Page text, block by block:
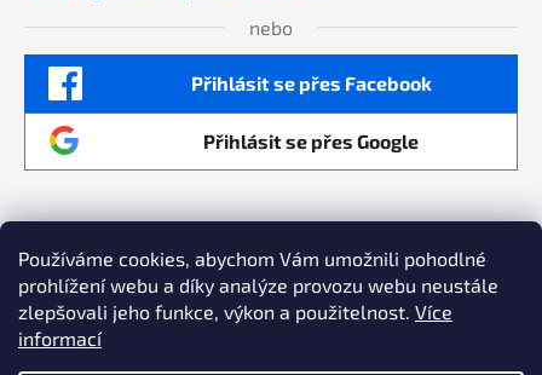
Používáme cookies, abychom Vám umožnili pohodlné
prohlížení webu a díky analýze provozu webu neustále
zlepšovali jeho funkce, výkon a použitelnost. Více
informací
nebo
Přihlásit se přes Facebook
Přihlásit se přes Google
Maximalizujeme výkon vaší online reklamy a
zvyšujeme prodeje Copyright by AllSmart